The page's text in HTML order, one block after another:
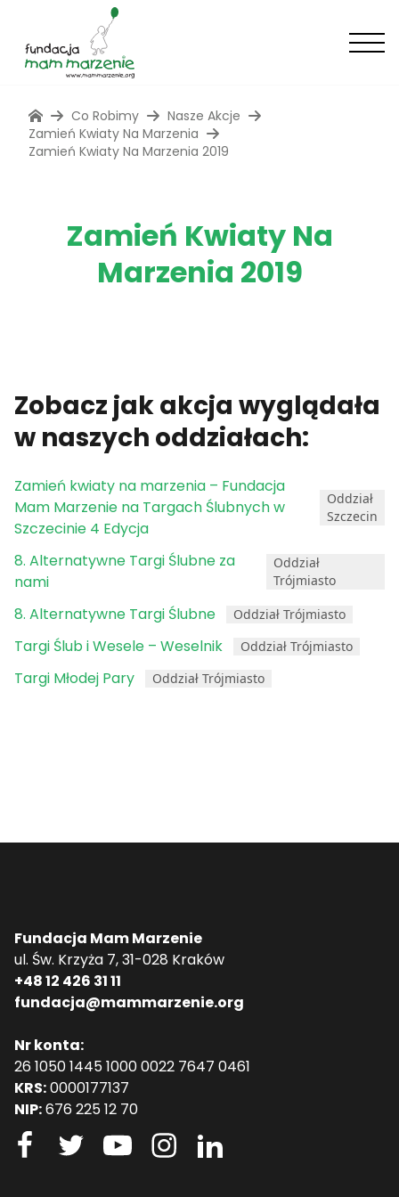
Co Robimy
Nasze Akcje
Zamień Kwiaty Na Marzenia
Zamień Kwiaty Na Marzenia 2019
Zamień Kwiaty Na
Marzenia 2019
Zobacz jak akcja wyglądała
w naszych oddziałach:
Zamień kwiaty na marzenia – Fundacja
Mam Marzenie na Targach Ślubnych w
Szczecinie 4 Edycja
Oddział
Szczecin
8. Alternatywne Targi Ślubne za
nami
Oddział
Trójmiasto
8. Alternatywne Targi Ślubne Oddział Trójmiasto
Targi Ślub i Wesele – Weselnik Oddział Trójmiasto
Targi Młodej Pary Oddział Trójmiasto
Fundacja Mam Marzenie
ul. Św. Krzyża 7, 31-028 Kraków
+48 12 426 31 11
fundacja@mammarzenie.org
Nr konta:
26 1050 1445 1000 0022 7647 0461
KRS:0000177137
NIP:676 225 12 70